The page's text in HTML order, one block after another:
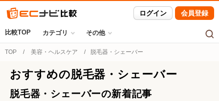
ログイン 会員登録
比較TOP カテゴリ その他
TOP 美容・ヘルスケア 脱毛器・シェーバー
おすすめの脱毛器・シェーバー
脱毛器・シェーバーの新着記事